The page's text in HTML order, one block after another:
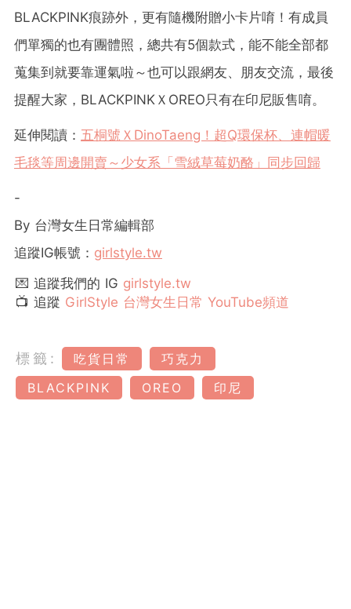
BLACKPINK痕跡外，更有隨機附贈小卡片唷！有成員
們單獨的也有團體照，總共有5個款式，能不能全部都
蒐集到就要靠運氣啦～也可以跟網友、朋友交流，最後
提醒大家，BLACKPINKＸOREO只有在印尼販售唷。
延伸閱讀： 五桐號ＸDinoTaeng！超Q環保杯、連帽暖
毛毯等周邊開賣～少女系「雪絨草莓奶酪」同步回歸
-
By 台灣女生日常編輯部
追蹤IG帳號： girlstyle.tw
💌 追蹤我們的 IG girlstyle.tw
📺 追蹤 GirlStyle 台灣女生日常 YouTube頻道
標籤: 吃貨日常
巧克力
BLACKPINK
OREO 印尼